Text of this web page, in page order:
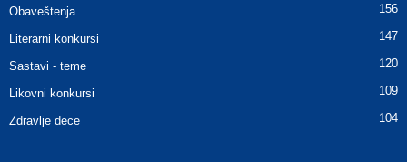
Obaveštenja 156
Literarni konkursi 147
Sastavi - teme 120
Likovni konkursi 109
Zdravlje dece 104